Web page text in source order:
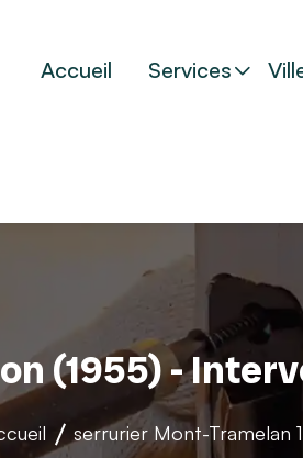
Accueil Services
(1955) -
serrurier Mont-Tramelan